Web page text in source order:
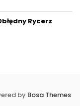
Rycerz
by Bosa Themes